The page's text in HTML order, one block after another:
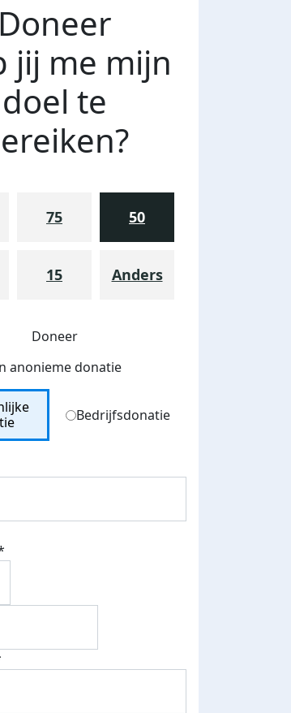
Doneer
jij me mijn
doel te
75 50
15 Anders
Doneer
anonieme donatie
Type Bedrijfsdonatie